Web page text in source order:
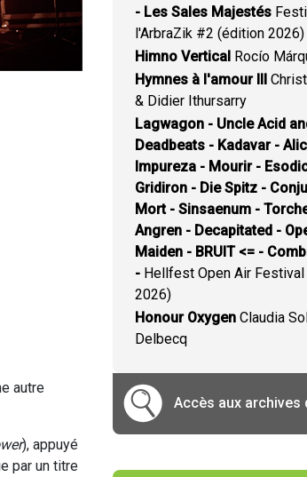
autre
), appuyé
par un titre
- Les Sales Majestés
l'ArbraZik #2 (édition 2026)
Himno Vertical Rocío
Hymnes à l'amour III
& Didier Ithursarry
Lagwagon - Uncle Acid
Deadbeats - Kadavar -
Impureza - Mourir -
Gridiron - Die Spitz -
Mort - Sinsaenum -
Angren - Decapitated -
Maiden - BRUIT <= -
- Hellfest Open Air
2026)
Honour Oxygen Claudia
Delbecq
Accès aux archives